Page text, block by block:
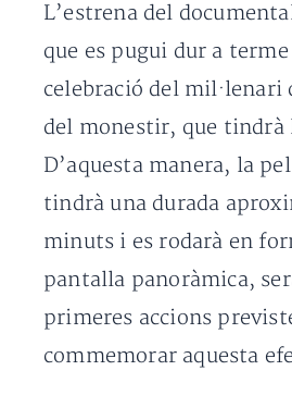
L’estrena del
que es pugui dur a
celebració del mil·lenari
del monestir, que tindrà
D’aquesta manera, la
tindrà una durada
minuts i es rodarà en
pantalla panoràmica,
primeres accions
commemorar aquesta